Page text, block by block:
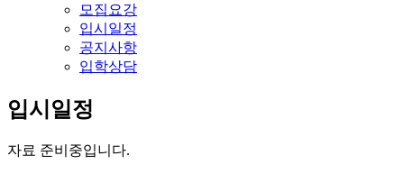
모집요강
입시일정
공지사항
입학상담
입시일정
자료 준비중입니다.